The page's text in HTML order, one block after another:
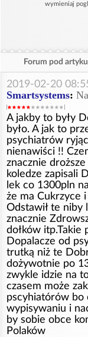
wymieniaj
Forum pod
2019-02-20
Smartsystems:
A jakby to były
było. A jak to
psychiatrów
nienawiści !!
znacznie
koledze zapisali
lek co 1300pln
że ma Cukrzyce
Odstawił te niby
znacznie
dołków itp.Takie
Dopalacze od
trutką niż te
dożywotnie po
zwykle idzie na
czasem może
pscyhiatórów bo
wypisywaniu i
by sobie obce
Polaków